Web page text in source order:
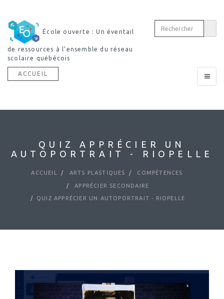
École ouverte : Un éventail
de ressources à l’ensemble du réseau
scolaire québécois
Toggle
ACCUEIL
QUIZ APPRÉCIER UN
AUTOPORTRAIT - RIOPELLE
ACCUEIL ARTS PLASTIQUES COMPÉTENCES
APPRÉCIER SECONDAIRE
QUIZ APPRÉCIER UN AUTOPORTRAIT - RIOPELLE